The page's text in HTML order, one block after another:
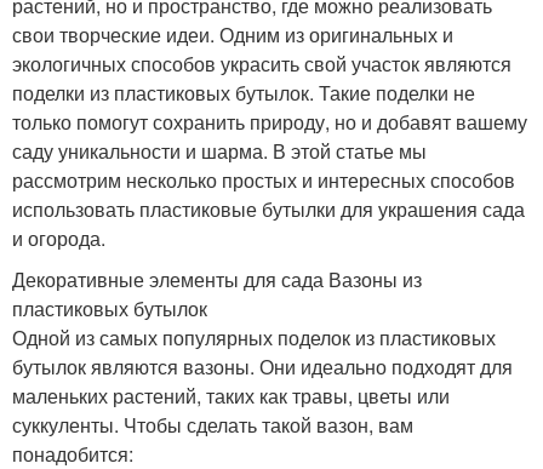
свои творческие идеи. Одним из оригинальных и
экологичных способов украсить свой участок являются
поделки из пластиковых бутылок. Такие поделки не
только помогут сохранить природу, но и добавят вашему
саду уникальности и шарма. В этой статье мы
рассмотрим несколько простых и интересных способов
использовать пластиковые бутылки для украшения сада
и огорода.
Декоративные элементы для сада Вазоны из
пластиковых бутылок
Одной из самых популярных поделок из пластиковых
бутылок являются вазоны. Они идеально подходят для
маленьких растений, таких как травы, цветы или
суккуленты. Чтобы сделать такой вазон, вам
понадобится: